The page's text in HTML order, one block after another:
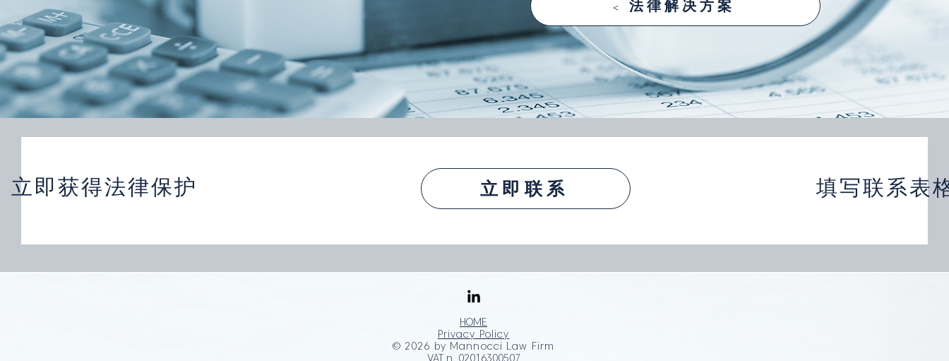
< 法律解决方案
立即获得法律保护 立即联系 填写联系表
HOME
Privacy Policy
© 2026 by Mannocci Law Firm
VAT n. 02016300507